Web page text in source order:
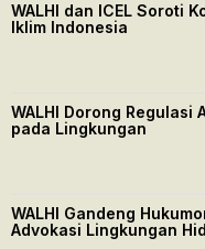
WALHI dan ICEL Soroti
Iklim Indonesia
WALHI Dorong Regulasi
pada Lingkungan
WALHI Gandeng
Advokasi Lingkungan